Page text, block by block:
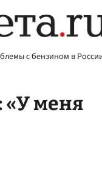
с бензином в
«У меня